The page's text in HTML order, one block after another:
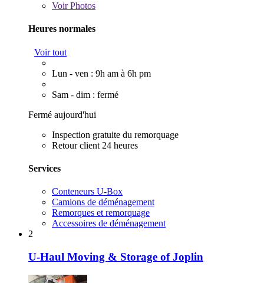
VoirPhotos
Heures normales
Voir tout
Lun - ven : 9h am à 6h pm
Sam - dim : fermé
Fermé aujourd'hui
Inspection gratuite du remorquage
Retour client 24 heures
Services
Conteneurs U-Box
Camions de déménagement
Remorques et remorquage
Accessoires de déménagement
2
U-Haul Moving & Storage of Joplin